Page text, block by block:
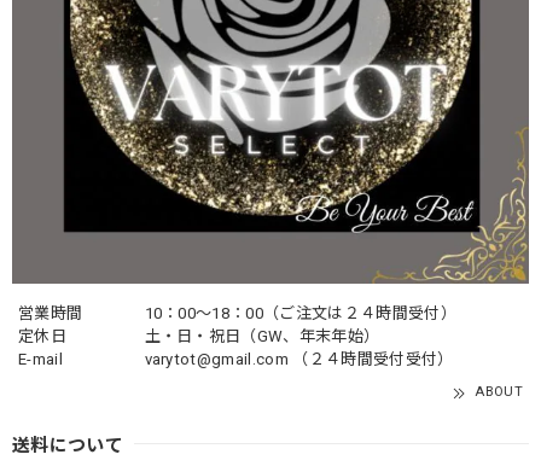
営業時間
10：00〜18：00（ご注文は２４時間受付）
定休日
土・日・祝日（GW、年末年始）
E-mail
varytot@gmail.com （２４時間受付受付）
ABOUT
送料について